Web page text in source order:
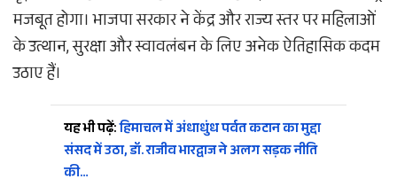
मजबूत होगा। भाजपा सरकार ने केंद्र और राज्य स्तर पर महिलाओं
के उत्थान, सुरक्षा और स्वावलंबन के लिए अनेक ऐतिहासिक कदम
उठाए हैं।
यह भी पढ़ें:हिमाचल में अंधाधुंध पर्वत कटान का मुद्दा
संसद में उठा, डॉ. राजीव भारद्वाज ने अलग सड़क नीति
की…